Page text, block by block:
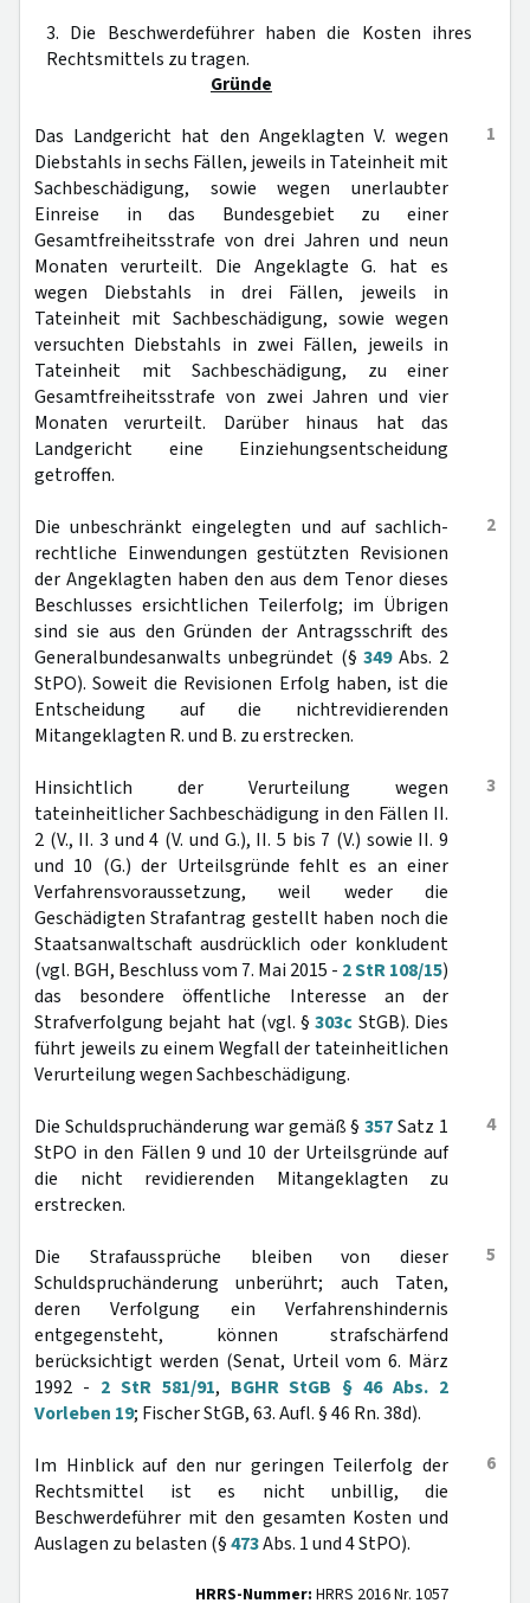
3. Die Beschwerdeführer haben die Kosten ihres
Rechtsmittels zu tragen.
Gründe
1
Das Landgericht hat den Angeklagten V. wegen
Diebstahls in sechs Fällen, jeweils in Tateinheit mit
Sachbeschädigung, sowie wegen unerlaubter
Einreise in das Bundesgebiet zu einer
Gesamtfreiheitsstrafe von drei Jahren und neun
Monaten verurteilt. Die Angeklagte G. hat es
wegen Diebstahls in drei Fällen, jeweils in
Tateinheit mit Sachbeschädigung, sowie wegen
versuchten Diebstahls in zwei Fällen, jeweils in
Tateinheit mit Sachbeschädigung, zu einer
Gesamtfreiheitsstrafe von zwei Jahren und vier
Monaten verurteilt. Darüber hinaus hat das
Landgericht eine Einziehungsentscheidung
getroffen.
2
Die unbeschränkt eingelegten und auf sachlich-
rechtliche Einwendungen gestützten Revisionen
der Angeklagten haben den aus dem Tenor dieses
Beschlusses ersichtlichen Teilerfolg; im Übrigen
sind sie aus den Gründen der Antragsschrift des
Generalbundesanwalts unbegründet (§349Abs. 2
StPO). Soweit die Revisionen Erfolg haben, ist die
Entscheidung auf die nichtrevidierenden
Mitangeklagten R. und B. zu erstrecken.
3
Hinsichtlich der Verurteilung wegen
tateinheitlicher Sachbeschädigung in den Fällen II.
2 (V., II. 3 und 4 (V. und G.), II. 5 bis 7 (V.) sowie II. 9
und 10 (G.) der Urteilsgründe fehlt es an einer
Verfahrensvoraussetzung, weil weder die
Geschädigten Strafantrag gestellt haben noch die
Staatsanwaltschaft ausdrücklich oder konkludent
(vgl. BGH, Beschluss vom 7. Mai 2015 - 2 StR 108/15)
das besondere öffentliche Interesse an der
Strafverfolgung bejaht hat (vgl. §303c StGB). Dies
führt jeweils zu einem Wegfall der tateinheitlichen
Verurteilung wegen Sachbeschädigung.
4
Die Schuldspruchänderung war gemäß §357Satz 1
StPO in den Fällen 9 und 10 der Urteilsgründe auf
die nicht revidierenden Mitangeklagten zu
erstrecken.
5
Die Strafaussprüche bleiben von dieser
Schuldspruchänderung unberührt; auch Taten,
deren Verfolgung ein Verfahrenshindernis
entgegensteht, können strafschärfend
berücksichtigt werden (Senat, Urteil vom 6. März
1992 - 2 StR 581/91, BGHR StGB § 46 Abs. 2
Vorleben 19; Fischer StGB, 63. Aufl. § 46 Rn. 38d).
6
Im Hinblick auf den nur geringen Teilerfolg der
Rechtsmittel ist es nicht unbillig, die
Beschwerdeführer mit den gesamten Kosten und
Auslagen zu belasten (§473Abs. 1 und 4 StPO).
HRRS-Nummer: HRRS 2016 Nr. 1057